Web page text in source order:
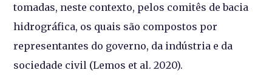
tomadas, neste contexto, pelos comitês de bacia
hidrográfica, os quais são compostos por
representantes do governo, da indústria e da
sociedade civil (Lemos et al. 2020).